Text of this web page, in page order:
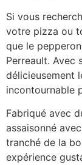
Si vous
votre pizza ou
que le
Perreault. Avec
délicieusement
incontournable
Fabriqué avec
assaisonné
tranché de la
expérience